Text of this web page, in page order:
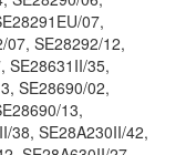
07,
07, SE28292/12,
SE28631II/35,
SE28690/02,
13,
38, SE28A230II/42,